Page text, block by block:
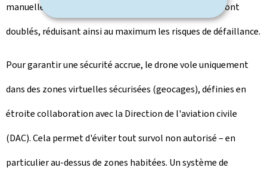
manuellement. Tous les systèmes critiques du drone sont
doublés, réduisant ainsi au maximum les risques de défaillance.
Pour garantir une sécurité accrue, le drone vole uniquement
dans des zones virtuelles sécurisées (geocages), définies en
étroite collaboration avec la Direction de l'aviation civile
(DAC). Cela permet d'éviter tout survol non autorisé – en
particulier au-dessus de zones habitées. Un système de